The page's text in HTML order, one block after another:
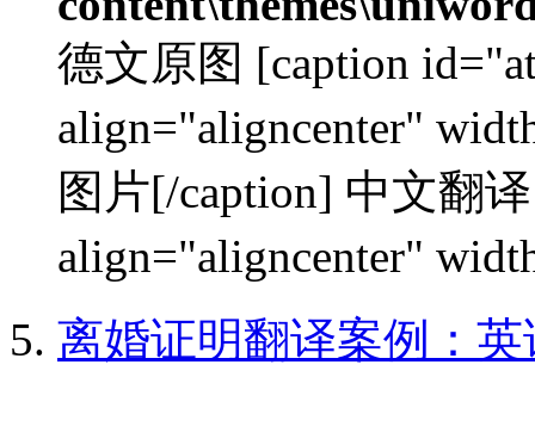
德文原图 [caption
align="aligncenter"
图片[/caption] 中文翻
align="aligncenter"
离婚证明翻译案例：英